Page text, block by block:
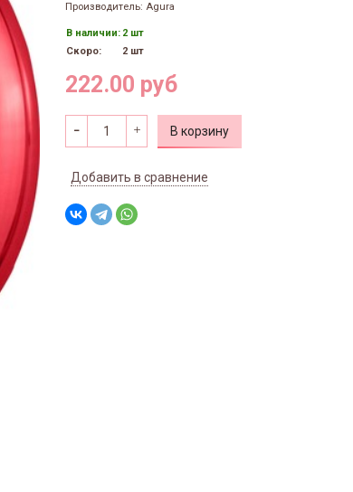
Производитель: Agura
В наличии: 2 шт
Скоро:
2 шт
222.00 руб
В корзину
Добавить в сравнение